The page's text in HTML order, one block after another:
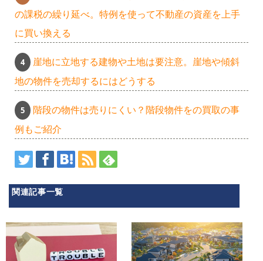
の課税の繰り延べ。特例を使って不動産の資産を上手
に買い換える
崖地に立地する建物や土地は要注意。崖地や傾斜
地の物件を売却するにはどうする
階段の物件は売りにくい？階段物件をの買取の事
例もご紹介
関連記事一覧